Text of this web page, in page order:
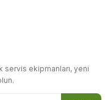
ekipmanları, yeni